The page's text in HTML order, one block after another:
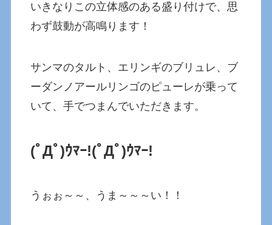
いきなりこの立体感のある盛り付けで、思
わず鼓動が高鳴ります！
サンマのタルト、エリンギのブリュレ、ブ
ーダンノアールリンゴのピューレが乗って
いて、手でつまんでいただきます。
(ﾟДﾟ)ｳﾏｰ!(ﾟДﾟ)ｳﾏｰ!
うぉぉ～～、うま～～～い！！